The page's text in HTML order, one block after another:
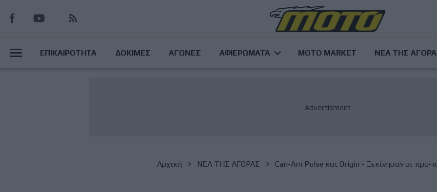
προς
κυρίως
MainΕΠΙΚΑΙΡΟΤΗΤΑ ΔΟΚΙΜΕΣ ΑΓΩΝΕΣ ΑΦΙΕΡΩΜΑΤΑ MOTO MARKET ΝΕΑ ΤΗΣ
Αρχική NΕΑ ΤΗΣ ΑΓΟΡΑΣ Can-Am Pulse και Origin - Ξεκίνησαν οι προ-